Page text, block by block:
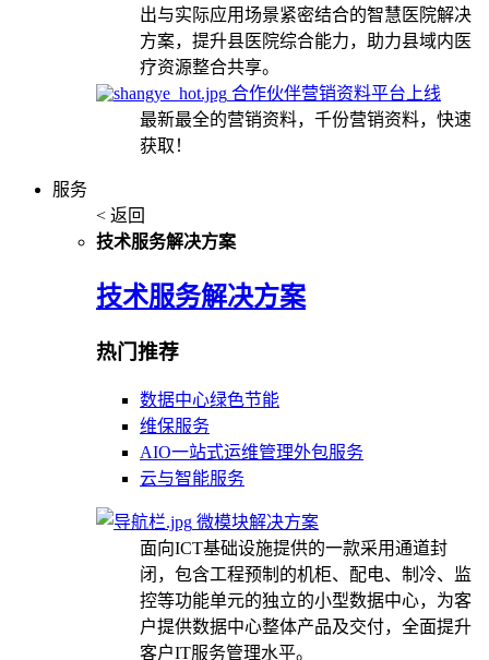
出与实际应用场景紧密结合的智慧医院解决
方案，提升县医院综合能力，助力县域内医
疗资源整合共享。
合作伙伴营销资料平台上线
最新最全的营销资料，千份营销资料，快速
获取！
服务
< 返回
技术服务解决方案
技术服务解决方案
热门推荐
数据中心绿色节能
维保服务
AIO一站式运维管理外包服务
云与智能服务
微模块解决方案
面向ICT基础设施提供的一款采用通道封
闭，包含工程预制的机柜、配电、制冷、监
控等功能单元的独立的小型数据中心，为客
户提供数据中心整体产品及交付，全面提升
客户IT服务管理水平。